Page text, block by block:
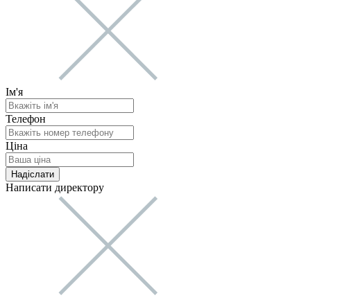
Ім'я
Телефон
Ціна
Написати директору